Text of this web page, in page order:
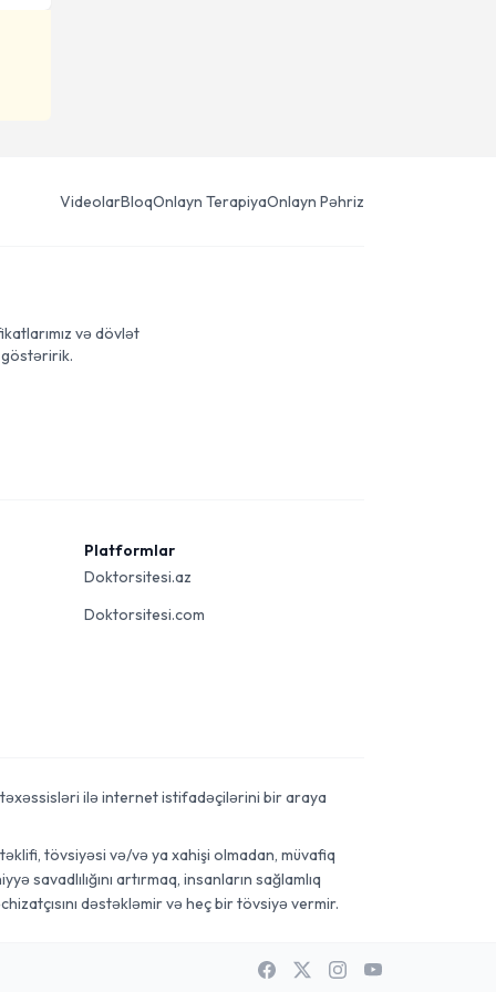
VideolarBloqOnlayn TerapiyaOnlayn Pəhriz
və dövlət
göstəririk.
Platformlar
Doktorsitesi.az
Doktorsitesi.com
ilə internet istifadəçilərini bir araya
tövsiyəsi və/və ya xahişi olmadan, müvafiq
savadlılığını artırmaq, insanların sağlamlıq
dəstəkləmir və heç bir tövsiyə vermir.